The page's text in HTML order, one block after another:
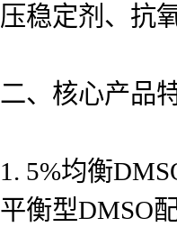
压稳定剂、抗
二、核心产品
1. 5%均衡
平衡型DMSO